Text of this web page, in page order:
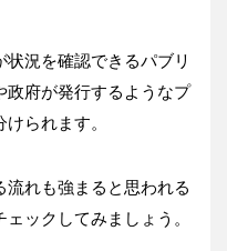
況を確認できるパブリ
政府が発行するようなプ
られます。
れも強まると思われる
ックしてみましょう。